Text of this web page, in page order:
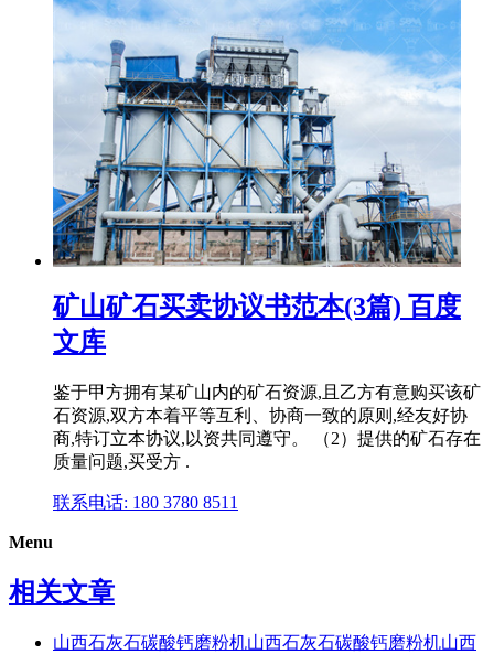
矿山矿石买卖协议书范本(3篇) 百度
文库
鉴于甲方拥有某矿山内的矿石资源,且乙方有意购买该矿
石资源,双方本着平等互利、协商一致的原则,经友好协
商,特订立本协议,以资共同遵守。 （2）提供的矿石存在
质量问题,买受方 .
联系电话: 180 3780 8511
Menu
相关文章
山西石灰石碳酸钙磨粉机山西石灰石碳酸钙磨粉机山西